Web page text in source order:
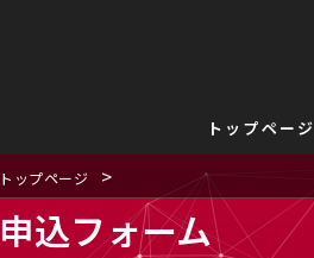
トップページ
トップページ >
申込フォーム